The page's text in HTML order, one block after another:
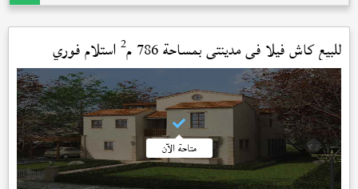
للبيع كاش فيلا فيمدينتيبمساحة 786 م 2 استلام فوري
متاحة الآن